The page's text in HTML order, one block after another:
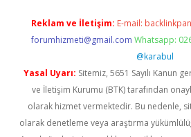
Reklam ve İletişim: E-mail:
forumhizmeti@gmail.com Whatsapp:
@karabul
Yasal Uyarı: Sitemiz, 5651 Sayılı Kanun
ve İletişim Kurumu (BTK) tarafından
olarak hizmet vermektedir. Bu nedenle,
olarak denetleme veya araştırma